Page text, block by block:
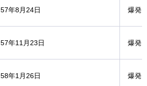
57年8月24日 爆発
57年11月23日 爆発
58年1月26日 爆発